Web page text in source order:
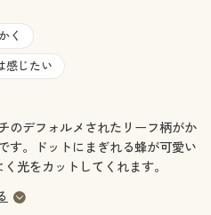
せ
り
り
り
か
り
り
ずか
り
く
感じたい
のデフォルメされたリーフ柄がか
す。ドットにまぎれる蜂が可愛い
光をカットしてくれます。